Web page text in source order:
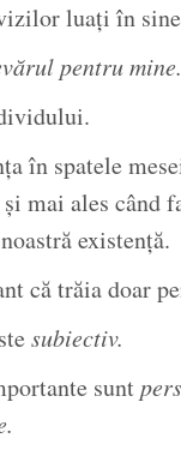
luați în
pentru mine.
în spatele
mai ales când
existență.
că trăia doar
subiectiv.
sunt